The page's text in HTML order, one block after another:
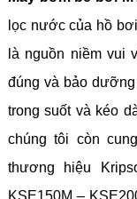
lọc nước của hồ
là nguồn niềm vui
đúng và bảo
trong suốt và kéo
chúng tôi còn
thương hiệu
KSE150M –